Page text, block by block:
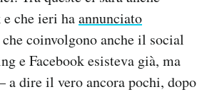
che ieri haannunciato
coinvolgono anche il social
e Facebook esisteva già, ma
a dire il vero ancora pochi, dopo